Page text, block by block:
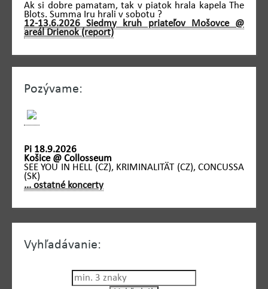
Ak si dobre pamatam, tak v piatok hrala kapela The
Blots. Summa Iru hrali v sobotu ?
12-13.6.2026 Siedmy kruh priateľov Mošovce @
areál Drienok (report)
Pozývame:
Pi 18.9.2026
Košice @ Collosseum
SEE YOU IN HELL (CZ), KRIMINALITÄT (CZ), CONCUSSA
(SK)
... ostatné koncerty
Vyhľadávanie: